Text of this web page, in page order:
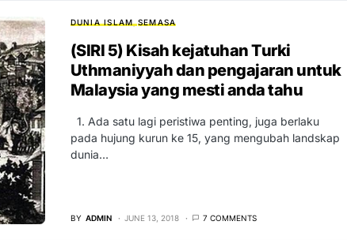
DUNIA ISLAM SEMASA
(SIRI 5) Kisah kejatuhan Turki
Uthmaniyyah dan pengajaran untuk
Malaysia yang mesti anda tahu
1. Ada satu lagi peristiwa penting, juga berlaku
pada hujung kurun ke 15, yang mengubah landskap
dunia…
BY ADMIN JUNE 13, 2018 7 COMMENTS